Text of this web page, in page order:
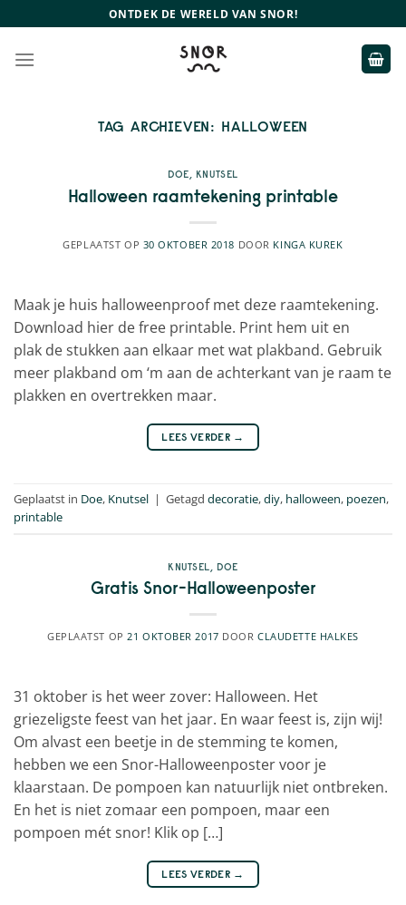
naar
inhoud
ONTDEK DE WERELD VAN SNOR!
TAG ARCHIEVEN: HALLOWEEN
DOE, KNUTSEL
Halloween raamtekening printable
GEPLAATST OP 30 OKTOBER 2018 DOOR KINGA KUREK
Maak je huis halloweenproof met deze raamtekening.
Download hier de free printable. Print hem uit en
plak de stukken aan elkaar met wat plakband. Gebruik
meer plakband om ‘m aan de achterkant van je raam te
plakken en overtrekken maar.
LEES VERDER →
Geplaatst in Doe, Knutsel | Getagd decoratie,diy, halloween, poezen,
printable
KNUTSEL DOE
Gratis Snor-Halloweenposter
GEPLAATST OP21 OKTOBER 2017 DOORCLAUDETTE HALKES
31 oktober is het weer zover: Halloween. Het
griezeligste feest van het jaar. En waar feest is, zijn wij!
Om alvast een beetje in de stemming te komen,
hebben we een Snor-Halloweenposter voor je
klaarstaan. De pompoen kan natuurlijk niet ontbreken.
En het is niet zomaar een pompoen, maar een
pompoen mét snor! Klik op […]
LEES VERDER →